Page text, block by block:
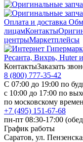
Оплата и доставка
лицамКонтакты
центрыМаркетплейсы
Ресанта, Вихрь, Huter
КонтактыЗаказать
8 (800) 777-35-42
С 07:00 до 19:00 по
с 10:00 до 17:00 по
по московскому
+7 (495) 151-67-68
пн-пт 08:30-17:00
График работы
Саратов, ул.